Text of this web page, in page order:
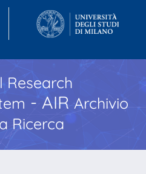
Research
- AIR Archivio
Ricerca